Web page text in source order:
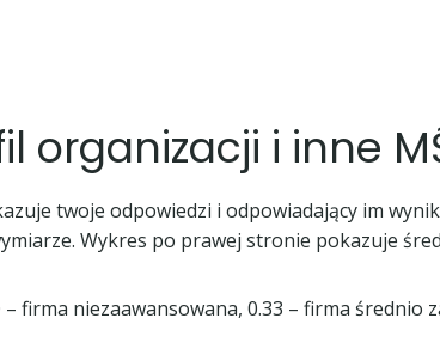
organizacji i inne
twoje odpowiedzi i odpowiadający im
Wykres po prawej stronie pokazuje
– firma niezaawansowana, 0.33 – firma średnio